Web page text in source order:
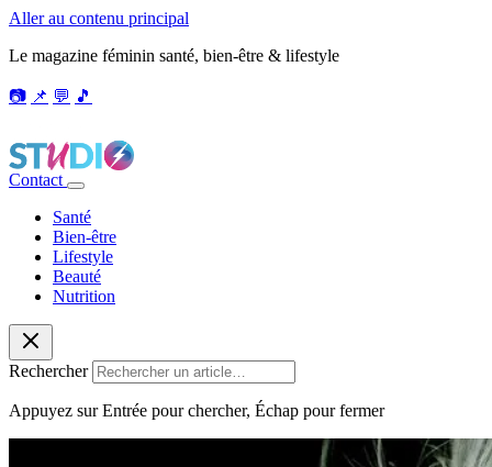
Aller au contenu principal
Le magazine féminin santé, bien-être & lifestyle
📷 📌 💬 🎵
Contact
Santé
Bien-être
Lifestyle
Beauté
Nutrition
Rechercher
Appuyez sur Entrée pour chercher, Échap pour fermer